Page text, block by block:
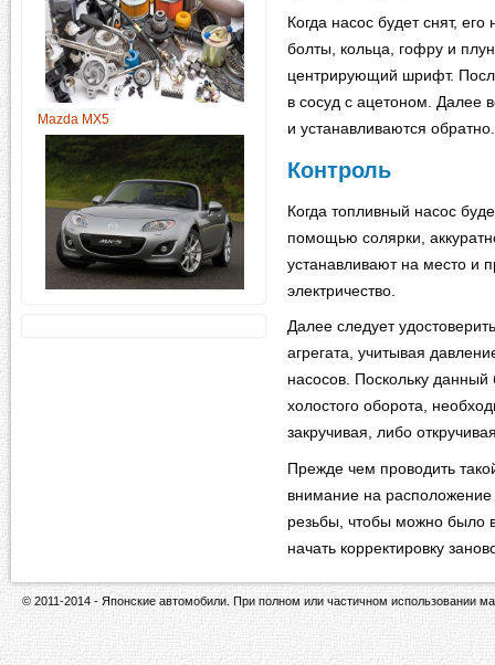
Mazda MX5
Когда насос будет снят,
болты, кольца, гофру и
центрирующий шрифт.
в сосуд с ацетоном. Далее
и устанавливаются обратно.
Контроль
Когда топливный насос
помощью солярки,
устанавливают на место и
электричество.
Далее следует
агрегата, учитывая
насосов. Поскольку
холостого оборота,
закручивая, либо
Прежде чем проводить
внимание на расположение
резьбы, чтобы можно было
начать корректировку
© 2011-2014 - Японские автомобили. При полном или частичном использовании